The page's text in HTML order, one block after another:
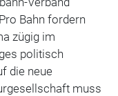
Bahn fordern
zügig im
politisch
die neue
muss